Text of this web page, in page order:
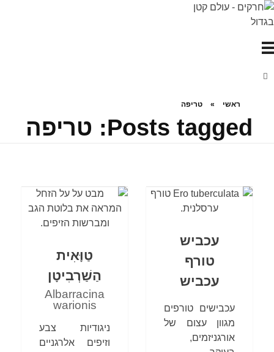
ראשי » טריפה
Posts tagged: טריפה
טַוָּאִית
הַשַׁרְבִיטָן
Albarracina
warionis
ניגודיות צבע
וזיפים אלרגניים
עכביש
טורף
עכביש
עכבישים טורפים
מגוון עצום של
אורגניזמים,